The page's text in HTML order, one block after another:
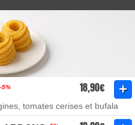
-5% 18,90€
tomates cerises et bufala